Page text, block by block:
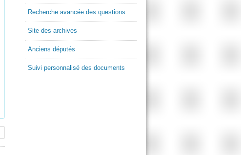
Recherche avancée des questions
Site des archives
Anciens députés
Suivi personnalisé des documents